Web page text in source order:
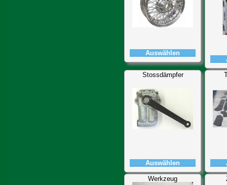
Auswählen
Stossdämpfer
Auswählen
Werkzeug